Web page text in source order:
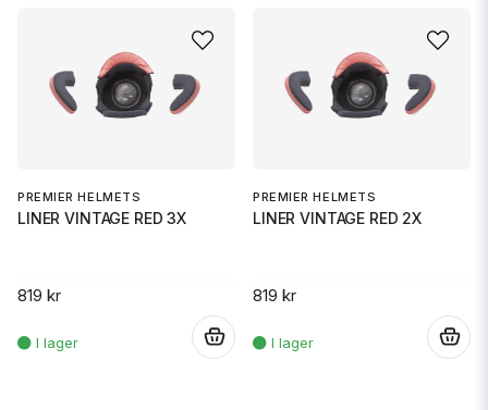
PREMIER HELMETS
LINER VINTAGE RED 3X
819 kr
PREMIER HELMETS
LINER VINTAGE RED 2X
819 kr